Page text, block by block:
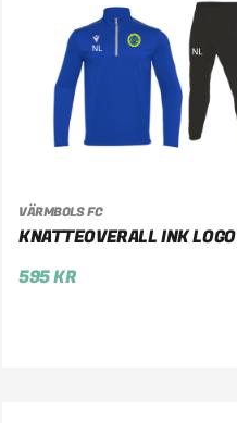
VÄRMBOLS FC
KNATTEOVERALL INK LOGO
595KR
VÄLJ ALTERNATIV